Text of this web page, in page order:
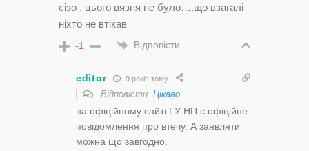
сізо , цього вязня не було….що взагалі
ніхто не втікав
-1 Відповісти
editor 9 років тому
Відповісти Цікаво
на офіційному сайті ГУ НП є офіційне
повідомлення про втечу. А заявляти
можна що завгодно.